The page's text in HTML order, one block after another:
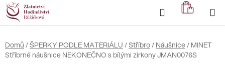
Přejít
na
obsah
Hledat
KOŠÍK
Domů /ŠPERKY PODLE MATERIÁLU /Stříbro/ Náušnice/ MINET
Stříbrné náušnice NEKONEČNO s bílými zirkony JMAN0076S